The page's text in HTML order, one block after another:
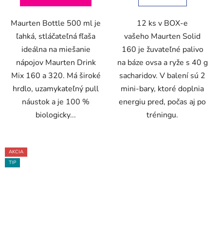
Maurten Bottle 500 ml je
ľahká, stláčateľná fľaša
ideálna na miešanie
nápojov Maurten Drink
Mix 160 a 320. Má široké
hrdlo, uzamykateľný pull
náustok a je 100 %
biologicky...
12 ks v BOX-e
vašeho Maurten Solid
160 je žuvateľné palivo
na báze ovsa a ryže s 40 g
sacharidov. V balení sú 2
mini-bary, ktoré doplnia
energiu pred, počas aj po
tréningu.
AKCIA
TIP